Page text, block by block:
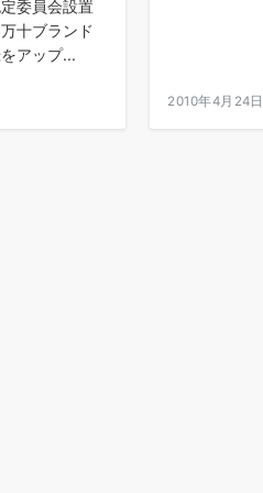
委員会設置
十ブランド
アップ...
2010年4月24日